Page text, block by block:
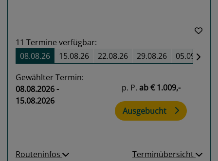
11 Termine verfügbar:
08.08.26
15.08.26 22.08.26 29.08.26 05.09.26
Gewählter Termin:
08.08.2026 -
15.08.2026
p. P. ab€ 1.009,-
Ausgebucht
Routeninfos Terminübersicht